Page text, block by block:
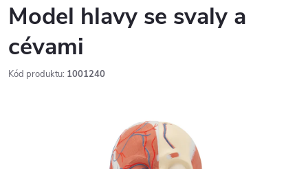
Model hlavy se svaly a
cévami
Kód produktu: 1001240